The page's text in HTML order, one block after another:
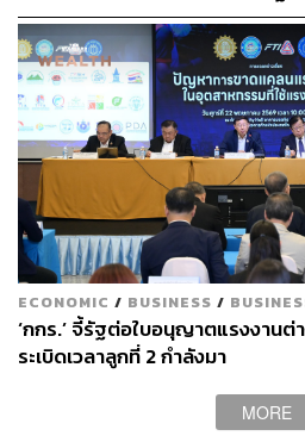
นพ. ถาวร เปิดเผยว่า สำหรับกา
นั้น จะมีการเปิดขายเป็นรอบๆ แล
ปรับเปลี่ยนอยู่หลายครั้ง
ขณะที่สถานการณ์สำคัญที่เกิดขึ้
ประกันสุขภาพของแรงงานต่างด้า
สูง และเมื่อเทียบกับประกันสังคม
กำหนดให้เงินส่วนกลางมาจากผู้ซื้อ
นายจ้างถูกตัดออก ซึ่งในระบบปร
เห็นว่า รัฐมีความพยายามที่จะดันแ
ระบบเพื่อให้สิทธิการรักษาย้ายไป
เสียงสะท้อนถึงสถานการณ์สำคั
คงมีปัญหา และอุปสรรคในการขา
สุขภาพ เนื่องจาก
หลายโรงพยาบาลตัดสินใจไ
ขาดทุนหากพบโรคที่มีค่าใช้
ประเทศใหม่
ECONOMIC / BUSINESS /
‘กกร.’ จี้รัฐต่อใบอนุญาตแรงงานต่
ระเบิดเวลาลูกที่ 2 กำลังมา
MORE